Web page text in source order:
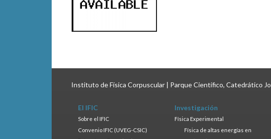
Instituto de Física Corpuscular | Parque Científico, Catedrático
El IFIC
Sobre el IFIC
Convenio IFIC (UVEG-CSIC)
Investigación
Física Experimental
Física de altas energías en